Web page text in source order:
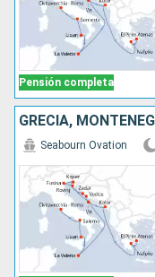
Pensión completa
Seabourn Ovation